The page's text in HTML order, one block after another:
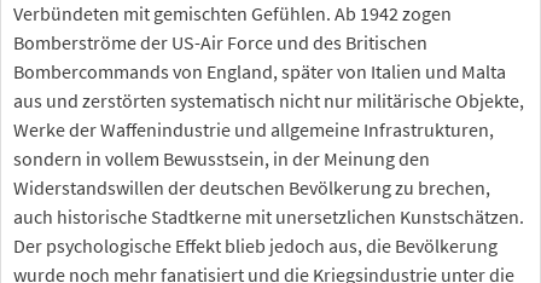
Verbündeten mit gemischten Gefühlen. Ab 1942 zogen
Bomberströme der US-Air Force und des Britischen
Bombercommands von England, später von Italien und Malta
aus und zerstörten systematisch nicht nur militärische Objekte,
Werke der Waffenindustrie und allgemeine Infrastrukturen,
sondern in vollem Bewusstsein, in der Meinung den
Widerstandswillen der deutschen Bevölkerung zu brechen,
auch historische Stadtkerne mit unersetzlichen Kunstschätzen.
Der psychologische Effekt blieb jedoch aus, die Bevölkerung
wurde noch mehr fanatisiert und die Kriegsindustrie unter die